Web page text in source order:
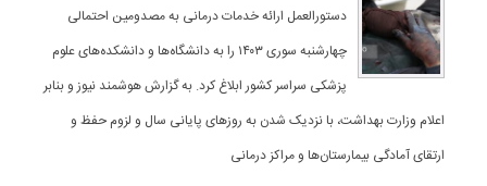
دستورالعمل ارائه خدمات درمانی به مصدومین احتمالی
چهارشنبه سوری ۱۴۰۳ را به دانشگاه‌ها و دانشکده‌های علوم
پزشکی سراسر کشور ابلاغ کرد. به گزارش هوشمند نیوز و بنابر
اعلام وزارت بهداشت، با نزدیک شدن به روزهای پایانی سال و لزوم حفظ و
ارتقای آمادگی بیمارستان‌ها و مراکز درمانی